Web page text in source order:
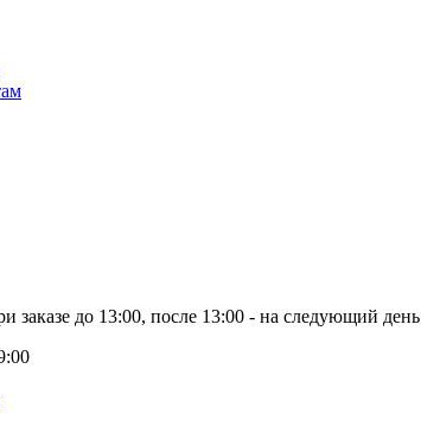
заказе до 13:00, после 13:00 - на следующий день